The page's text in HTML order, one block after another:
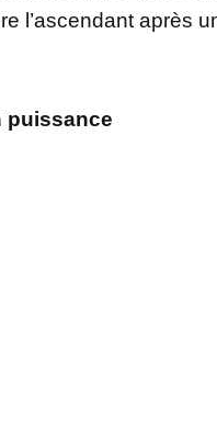
l’ascendant après
puissance